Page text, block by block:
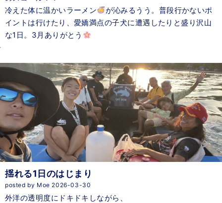
冷えた体に温かいラーメン
が沁みるうう。普段行かないポ
イントは行けたり、愛嬌満点の子犬に遭遇したりと盛り沢山
な1日。3月ありがとう
揺れる1日のはじまり
posted by Moe 2026-03-30
外洋の透明度にドキドキしながら、